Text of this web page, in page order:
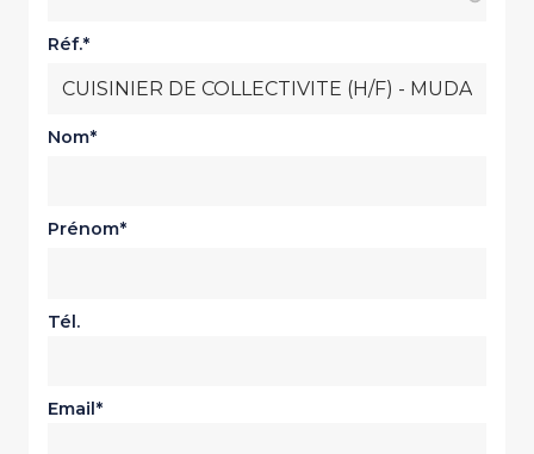
Réf.
Nom
Prénom
Tél.
Email